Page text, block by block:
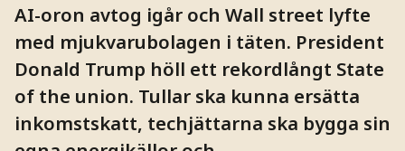
AI-oron avtog igår och Wall street lyfte
med mjukvarubolagen i täten. President
Donald Trump höll ett rekordlångt State
of the union. Tullar ska kunna ersätta
inkomstskatt, techjättarna ska bygga sin